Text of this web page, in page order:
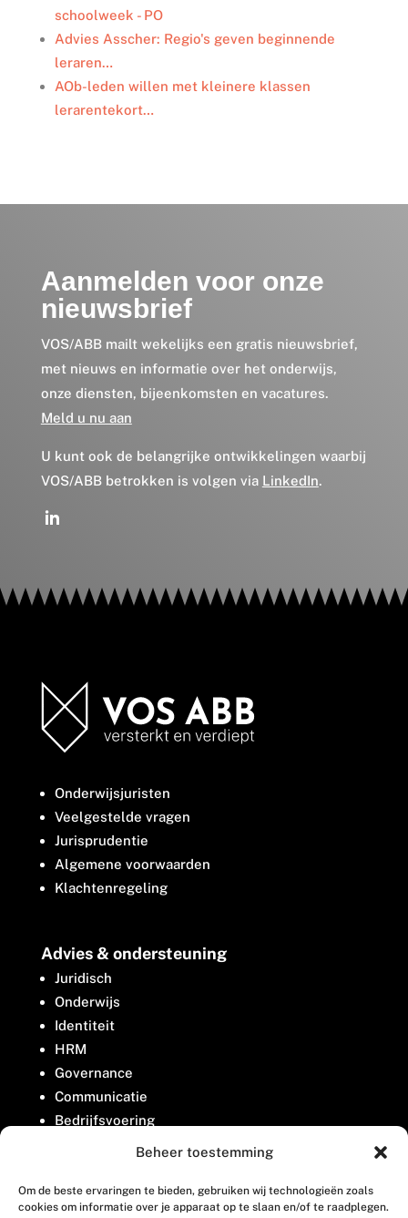
Beheer toestemming
Om de beste ervaringen te bieden, gebruiken wij technologieën zoals
cookies om informatie over je apparaat op te slaan en/of te raadplegen.
schoolweek - PO
Advies Asscher: Regio's geven beginnende
leraren…
AOb-leden willen met kleinere klassen
lerarentekort…
Aanmelden voor onze
nieuwsbrief
VOS/ABB mailt wekelijks een gratis nieuwsbrief,
met nieuws en informatie over het onderwijs,
onze diensten, bijeenkomsten en vacatures.
Meld u nu aan
U kunt ook de belangrijke ontwikkelingen waarbij
VOS/ABB betrokken is volgen via LinkedIn.
Onderwijsjuristen
Veelgestelde vragen
Jurisprudentie
Algemene voorwaarden
Klachtenregeling
Advies & ondersteuning
Juridisch
Onderwijs
Identiteit
HRM
Governance
Communicatie
Bedrijfsvoering
Belangenbehartiging
Contact